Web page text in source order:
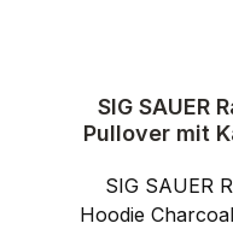
SIG SAUER
Pullover mit
Grau/
SIG SAUER
Hoodie